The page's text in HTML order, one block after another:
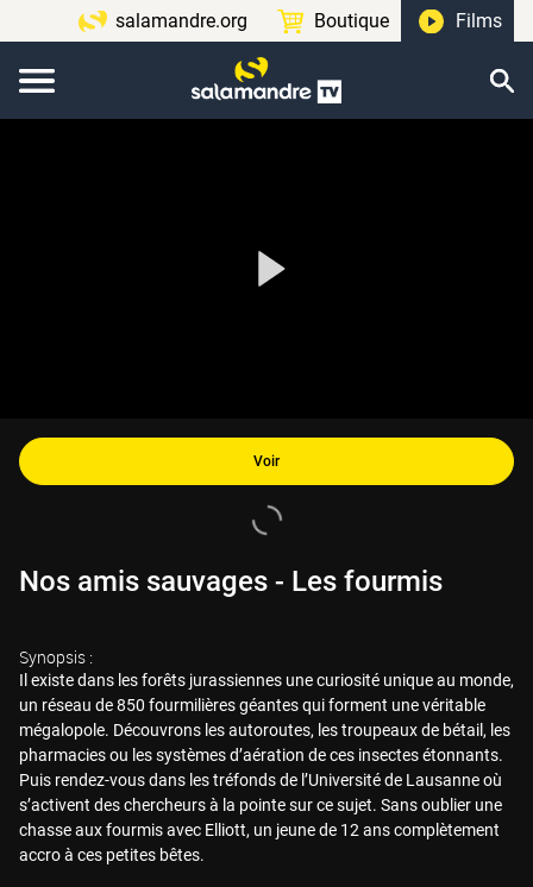
salamandre.org Boutique Films
Voir
Nos amis sauvages - Les fourmis
Synopsis :
Il existe dans les forêts jurassiennes une curiosité unique au monde,
un réseau de 850 fourmilières géantes qui forment une véritable
mégalopole. Découvrons les autoroutes, les troupeaux de bétail, les
pharmacies ou les systèmes d’aération de ces insectes étonnants.
Puis rendez-vous dans les tréfonds de l’Université de Lausanne où
s’activent des chercheurs à la pointe sur ce sujet. Sans oublier une
chasse aux fourmis avec Elliott, un jeune de 12 ans complètement
accro à ces petites bêtes.